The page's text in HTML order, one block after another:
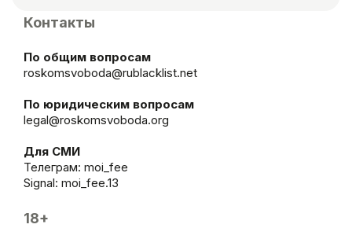
Контакты
По общим вопросам
roskomsvoboda@rublacklist.net
По юридическим вопросам
legal@roskomsvoboda.org
Для СМИ
Телеграм: moi_fee
Signal: moi_fee.13
18+